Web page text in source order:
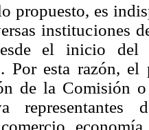
propuesto, es
instituciones
el inicio del
Por esta razón,
de la Comisión
representantes